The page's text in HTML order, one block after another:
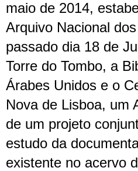
maio de 2014,
Arquivo Nacional
passado dia 18 de
Torre do Tombo, a
Árabes Unidos e o
Nova de Lisboa, um
de um projeto
estudo da
existente no acervo